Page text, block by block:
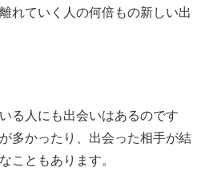
れていく人の何倍もの新しい出
る人にも出会いはあるのです
多かったり、出会った相手が結
こともあります。